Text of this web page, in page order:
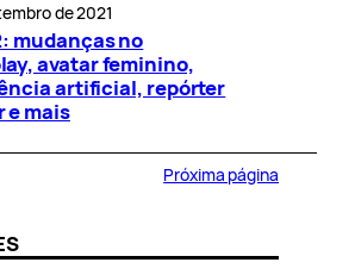
de 2021
mudanças no
avatar feminino,
artificial, repórter
e mais
Próxima página